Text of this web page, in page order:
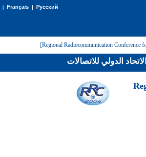
| Français| Русский
الدولي للاتصالات